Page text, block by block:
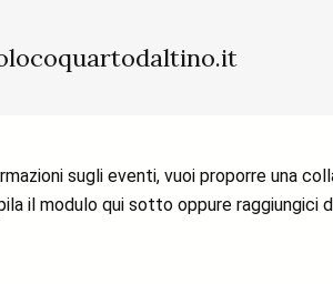
sugli eventi, vuoi proporre una
il modulo qui sotto oppure